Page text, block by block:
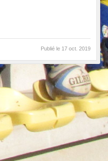
Publié le 17 oct. 2019